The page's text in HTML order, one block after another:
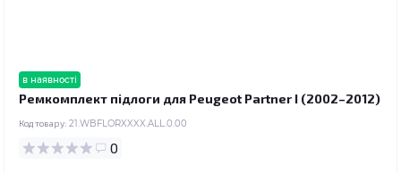
в наявності
Ремкомплект підлоги для Peugeot Partner I (2002–2012)
Код товару: 21.WBFLORXXXX.ALL.0.00
0